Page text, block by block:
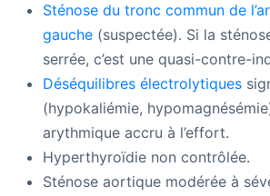
Sténose du tronc commun de
gauche (suspectée). Si la
serrée, c’est une quasi-contre-
Déséquilibres électrolytiques
(hypokaliémie,
arythmique accru à l’effort.
Hyperthyroïdie non contrôlée.
Sténose aortique modérée à